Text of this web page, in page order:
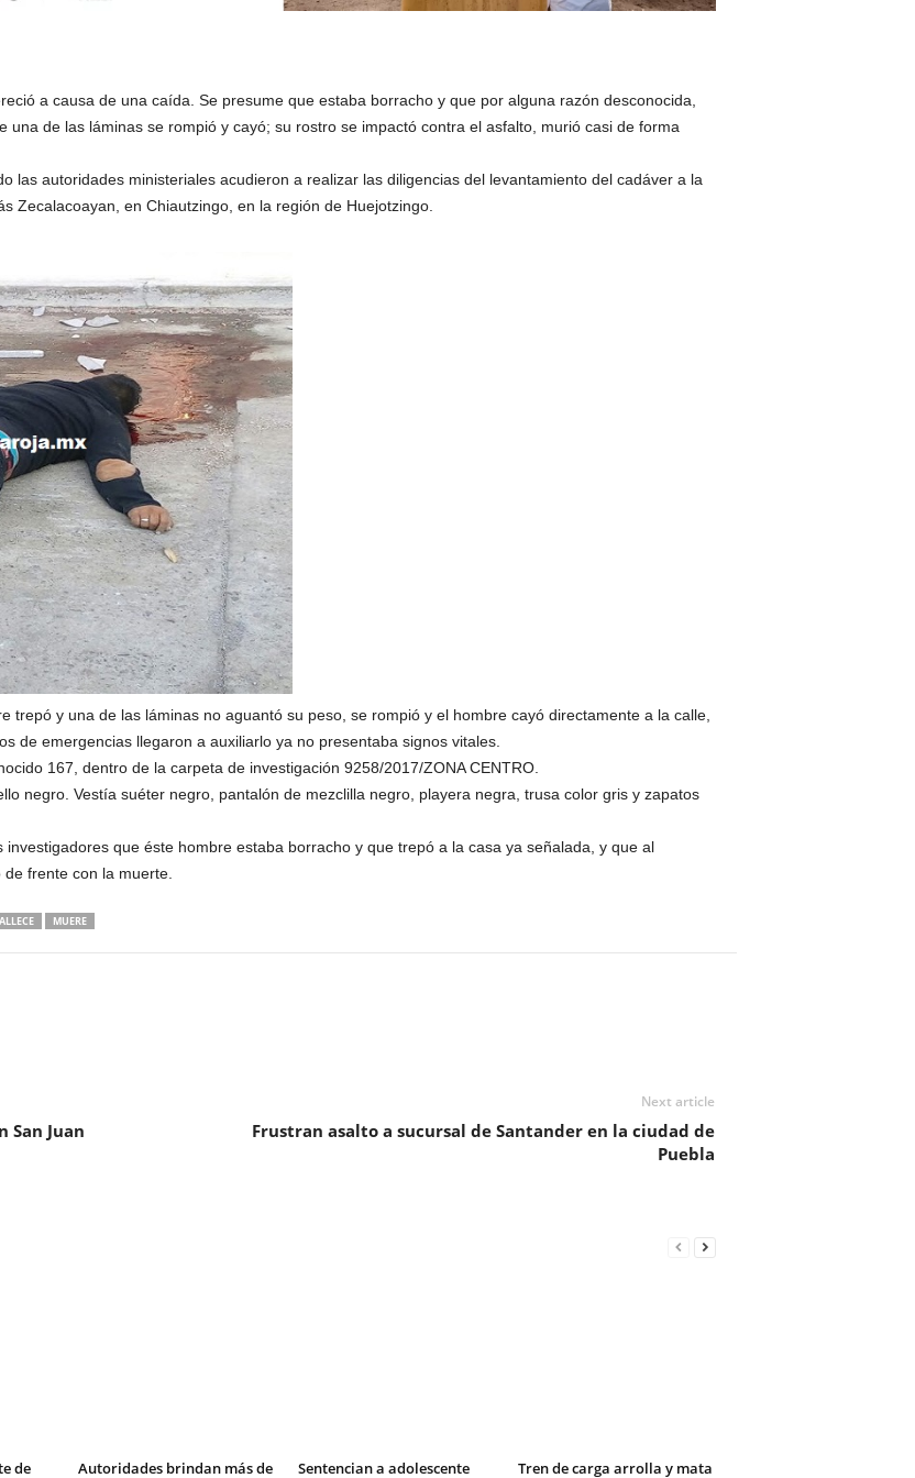
a causa de una caída. Se presume que estaba borracho y que por alguna razón desconocida,
de las láminas se rompió y cayó; su rostro se impactó contra el asfalto, murió casi de forma
las autoridades ministeriales acudieron a realizar las diligencias del levantamiento del cadáver a la
Zecalacoayan, en Chiautzingo, en la región de Huejotzingo.
trepó y una de las láminas no aguantó su peso, se rompió y el hombre cayó directamente a la calle,
de emergencias llegaron a auxiliarlo ya no presentaba signos vitales.
167, dentro de la carpeta de investigación 9258/2017/ZONA CENTRO.
negro. Vestía suéter negro, pantalón de mezclilla negro, playera negra, trusa color gris y zapatos
que éste hombre estaba borracho y que trepó a la casa ya señalada, y que al
frente con la muerte.
MUERE
San Juan
Next article
Frustran asalto a sucursal de Santander en la ciudad de
Puebla
de
Autoridades brindan más de
Sentencian a adolescente
Tren de carga arrolla y mata